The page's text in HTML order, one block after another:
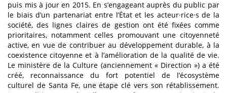
puis mis à jour en 2015. En s’engageant auprès du public par
le biais d’un partenariat entre l’État et les acteur·rice·s de la
société, des lignes claires de gestion ont été fixées comme
prioritaires, notamment celles promouvant une citoyenneté
active, en vue de contribuer au développement durable, à la
coexistence citoyenne et à l’amélioration de la qualité de vie.
Le ministère de la Culture (anciennement « Direction ») a été
créé, reconnaissance du fort potentiel de l’écosystème
culturel de Santa Fe, une étape clé vers son rétablissement.